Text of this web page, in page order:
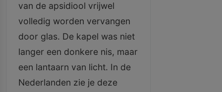
van de apsidiool vrijwel
volledig worden vervangen
door glas. De kapel was niet
langer een donkere nis, maar
een lantaarn van licht. In de
Nederlanden zie je deze